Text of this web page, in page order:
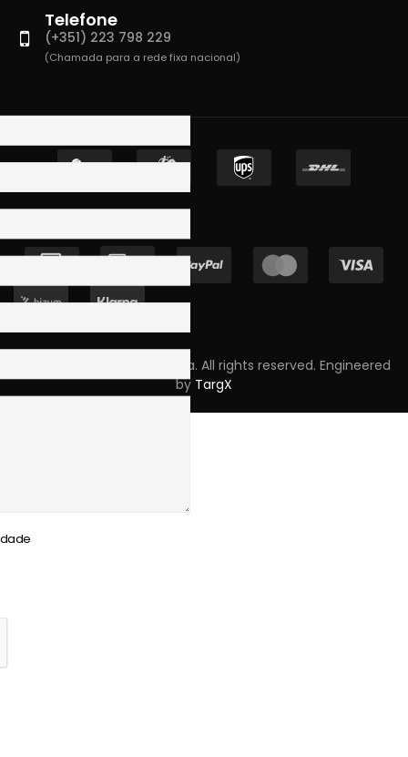
Telefone
(+351) 223 798 229
(Chamada para a rede fixa nacional)
Copyright © 2023 Skpro, Lda. All rights reserved. Engineered
by TargX